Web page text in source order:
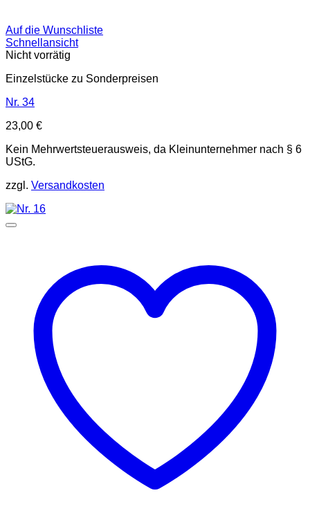
Auf die Wunschliste
Schnellansicht
Nicht vorrätig
Einzelstücke zu Sonderpreisen
Nr. 34
23,00 €
Kein Mehrwertsteuerausweis, da Kleinunternehmer nach § 6
UStG.
zzgl. Versandkosten